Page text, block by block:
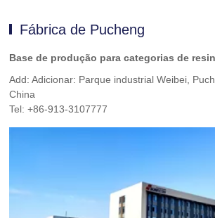
Fábrica de Pucheng
Base de produção para categorias de
Add: Adicionar: Parque industrial Weibei,
China
Tel: +86-913-3107777